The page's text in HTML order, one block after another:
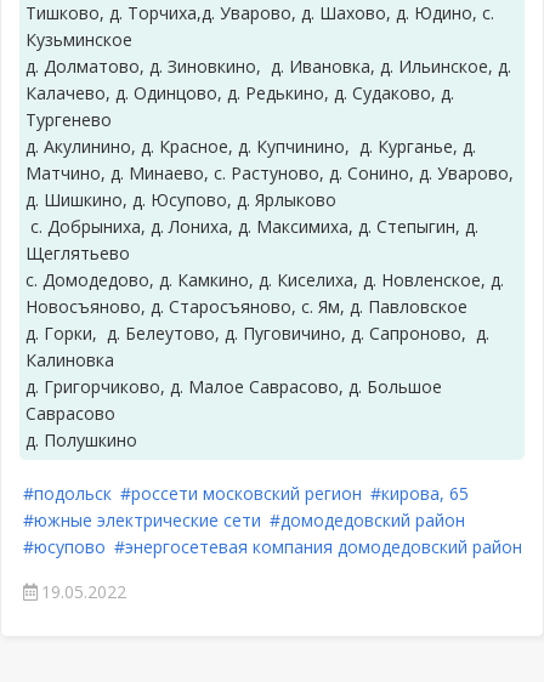
Тишково, д. Торчиха,д. Уварово, д. Шахово, д. Юдино, с.
Кузьминское
д. Долматово, д. Зиновкино, д. Ивановка, д. Ильинское, д.
Калачево, д. Одинцово, д. Редькино, д. Судаково, д.
Тургенево
д. Акулинино, д. Красное, д. Купчинино, д. Курганье, д.
Матчино, д. Минаево, с. Растуново, д. Сонино, д. Уварово,
д. Шишкино, д. Юсупово, д. Ярлыково
с. Добрыниха, д. Лониха, д. Максимиха, д. Степыгин, д.
Щеглятьево
с. Домодедово, д. Камкино, д. Киселиха, д. Новленское, д.
Новосъяново, д. Старосъяново, с. Ям, д. Павловское
д. Горки, д. Белеутово, д. Пуговичино, д. Сапроново, д.
Калиновка
д. Григорчиково, д. Малое Саврасово, д. Большое
Саврасово
д. Полушкино
#подольск #россети московский регион #кирова, 65
#южные электрические сети #домодедовский район
#юсупово #энергосетевая компания домодедовский район
19.05.2022